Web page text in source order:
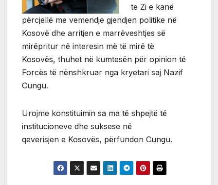
te Zi e kanë
përcjellë me vemendje gjendjen politike në
Kosovë dhe arritjen e marrëveshtjes së
mirëpritur në interesin më të mirë të
Kosovës, thuhet në kumtesën për opinion të
Forcës të nënshkruar nga kryetari saj Nazif
Cungu.
Urojme konstituimin sa ma të shpejtë të
institucioneve dhe suksese në
qeverisjen e Kosovës, përfundon Cungu.